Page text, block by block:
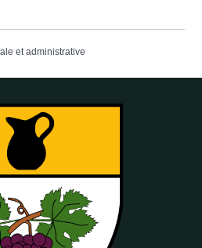
et administrative